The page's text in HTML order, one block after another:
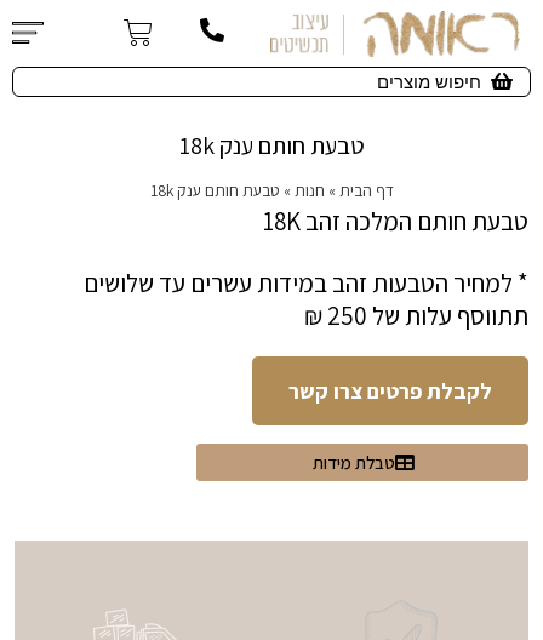
טבעת חותם ענק 18k
דף הבית » חנות » טבעת חותם ענק 18k
טבעת חותם המלכה זהב 18K
* למחיר הטבעות זהב במידות עשרים עד שלושים
תתווסף עלות של 250 ₪
לקבלת פרטים צרו קשר
טבלת מידות